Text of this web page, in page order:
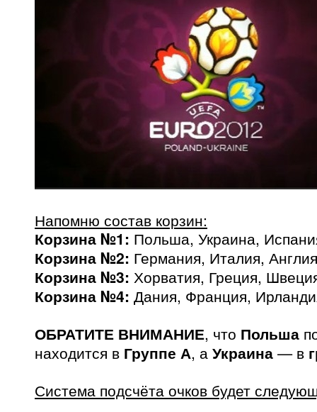
Напомню состав корзин:
Корзина №1: Польша, Украина,
Корзина №2: Германия, Италия,
Корзина №3: Хорватия, Греция,
Корзина №4: Дания, Франция,
ОБРАТИТЕ ВНИМАНИЕ, что Польша
находится в Группе А, а Украина — в
Система подсчёта очков будет